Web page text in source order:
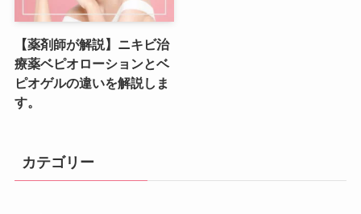
【薬剤師が解説】ニキビ治
療薬ベピオローションとベ
ピオゲルの違いを解説しま
す。
カテゴリー